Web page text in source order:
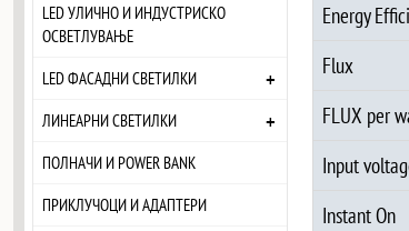
LED УЛИЧНО И ИНДУСТРИСКО
ОСВЕТЛУВАЊЕ
LED ФАСАДНИ СВЕТИЛКИ
+
ЛИНЕАРНИ СВЕТИЛКИ +
ПОЛНАЧИ И POWER BANK
ПРИКЛУЧОЦИ И АДАПТЕРИ
Energy
Flux
FLUX per
Input
Instant On